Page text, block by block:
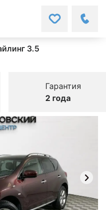
3.5
Гарантия
2 года